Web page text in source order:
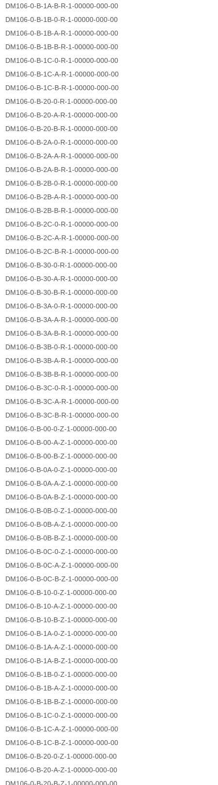
DM106-0-B-1A-B-R-1-00000-000-00
DM106-0-B-1B-0-R-1-00000-000-00
DM106-0-B-1B-A-R-1-00000-000-00
DM106-0-B-1B-B-R-1-00000-000-00
DM106-0-B-1C-0-R-1-00000-000-00
DM106-0-B-1C-A-R-1-00000-000-00
DM106-0-B-1C-B-R-1-00000-000-00
DM106-0-B-20-0-R-1-00000-000-00
DM106-0-B-20-A-R-1-00000-000-00
DM106-0-B-20-B-R-1-00000-000-00
DM106-0-B-2A-0-R-1-00000-000-00
DM106-0-B-2A-A-R-1-00000-000-00
DM106-0-B-2A-B-R-1-00000-000-00
DM106-0-B-2B-0-R-1-00000-000-00
DM106-0-B-2B-A-R-1-00000-000-00
DM106-0-B-2B-B-R-1-00000-000-00
DM106-0-B-2C-0-R-1-00000-000-00
DM106-0-B-2C-A-R-1-00000-000-00
DM106-0-B-2C-B-R-1-00000-000-00
DM106-0-B-30-0-R-1-00000-000-00
DM106-0-B-30-A-R-1-00000-000-00
DM106-0-B-30-B-R-1-00000-000-00
DM106-0-B-3A-0-R-1-00000-000-00
DM106-0-B-3A-A-R-1-00000-000-00
DM106-0-B-3A-B-R-1-00000-000-00
DM106-0-B-3B-0-R-1-00000-000-00
DM106-0-B-3B-A-R-1-00000-000-00
DM106-0-B-3B-B-R-1-00000-000-00
DM106-0-B-3C-0-R-1-00000-000-00
DM106-0-B-3C-A-R-1-00000-000-00
DM106-0-B-3C-B-R-1-00000-000-00
DM106-0-B-00-0-Z-1-00000-000-00
DM106-0-B-00-A-Z-1-00000-000-00
DM106-0-B-00-B-Z-1-00000-000-00
DM106-0-B-0A-0-Z-1-00000-000-00
DM106-0-B-0A-A-Z-1-00000-000-00
DM106-0-B-0A-B-Z-1-00000-000-00
DM106-0-B-0B-0-Z-1-00000-000-00
DM106-0-B-0B-A-Z-1-00000-000-00
DM106-0-B-0B-B-Z-1-00000-000-00
DM106-0-B-0C-0-Z-1-00000-000-00
DM106-0-B-0C-A-Z-1-00000-000-00
DM106-0-B-0C-B-Z-1-00000-000-00
DM106-0-B-10-0-Z-1-00000-000-00
DM106-0-B-10-A-Z-1-00000-000-00
DM106-0-B-10-B-Z-1-00000-000-00
DM106-0-B-1A-0-Z-1-00000-000-00
DM106-0-B-1A-A-Z-1-00000-000-00
DM106-0-B-1A-B-Z-1-00000-000-00
DM106-0-B-1B-0-Z-1-00000-000-00
DM106-0-B-1B-A-Z-1-00000-000-00
DM106-0-B-1B-B-Z-1-00000-000-00
DM106-0-B-1C-0-Z-1-00000-000-00
DM106-0-B-1C-A-Z-1-00000-000-00
DM106-0-B-1C-B-Z-1-00000-000-00
DM106-0-B-20-0-Z-1-00000-000-00
DM106-0-B-20-A-Z-1-00000-000-00